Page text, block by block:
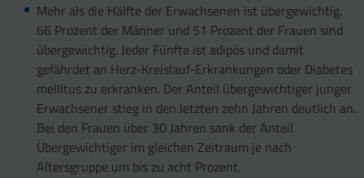
Mehr als die Hälfte der Erwachsenen ist übergewichtig.
66 Prozent der Männer und 51 Prozent der Frauen sind
übergewichtig. Jeder Fünfte ist adipös und damit
gefährdet an Herz-Kreislauf-Erkrankungen oder Diabetes
mellitus zu erkranken. Der Anteil übergewichtiger junger
Erwachsener stieg in den letzten zehn Jahren deutlich an.
Bei den Frauen über 30 Jahren sank der Anteil
Übergewichtiger im gleichen Zeitraum je nach
Altersgruppe um bis zu acht Prozent.